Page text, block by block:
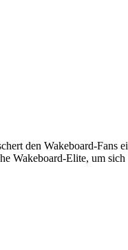
den Wakeboard-
Wakeboard-Elite, um sich